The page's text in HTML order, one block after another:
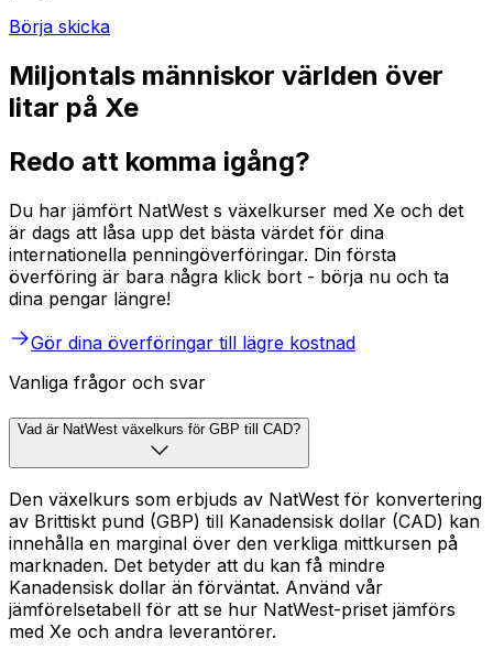
Börja skicka
Miljontals människor världen över
litar på Xe
Redo att komma igång?
Du har jämfört NatWest s växelkurser med Xe och det
är dags att låsa upp det bästa värdet för dina
internationella penningöverföringar. Din första
överföring är bara några klick bort - börja nu och ta
dina pengar längre!
Gör dina överföringar till lägre kostnad
Vanliga frågor och svar
Vad är NatWest växelkurs för GBP till CAD?
Den växelkurs som erbjuds av NatWest för konvertering
av Brittiskt pund (GBP) till Kanadensisk dollar (CAD) kan
innehålla en marginal över den verkliga mittkursen på
marknaden. Det betyder att du kan få mindre
Kanadensisk dollar än förväntat. Använd vår
jämförelsetabell för att se hur NatWest-priset jämförs
med Xe och andra leverantörer.